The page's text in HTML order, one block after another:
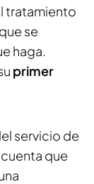
tratamiento
se
haga.
primer
servicio de
que